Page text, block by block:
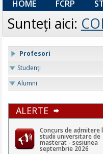
HOME FCRP
Sunteţi aici:
Profesori
Studenţi
Alumni
ALERTE
Concurs de admitere
studii universitare de
masterat - sesiunea
septembrie 2026